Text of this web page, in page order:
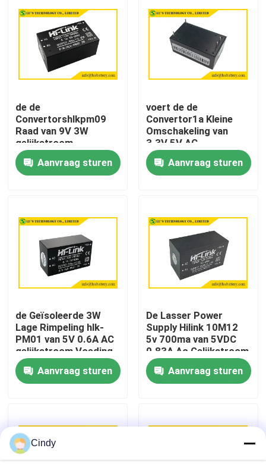
Huis
Producten
Fabrieksreis
Kwaliteitscontrole
Contacteer ons
Nieuws
Lithiumthionyl Chloridebatterij
Het Dioxydebatterij van het lithiummangaan
de de
Convertorshlkpm09
Raad van 9V 3W
gelijkstroom
gelijkstroom zet 0.3A
over Huidige
Bescherming op
Aanvraag sturen
voert de de
Convertor1a Kleine
Omschakeling van
3.3V 5V AC
gelijkstroom Kring
2000m Hoogte op
Aanvraag sturen
de Geïsoleerde 3W
Lage Rimpeling hlk-
PM01 van 5V 0.6A AC
gelijkstroom Voeding
Aanvraag sturen
De Lasser Power
Supply Hilink 10M12
5v 700ma van 5VDC
0.83A Ac Gelijkstroom
Aanvraag sturen
Cindy